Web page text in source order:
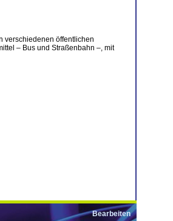
verschiedenen öffentlichen
– Bus und Straßenbahn –, mit
Bearbeiten